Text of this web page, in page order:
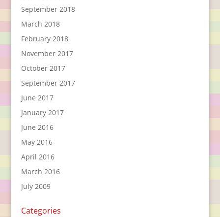
September 2018
March 2018
February 2018
November 2017
October 2017
September 2017
June 2017
January 2017
June 2016
May 2016
April 2016
March 2016
July 2009
Categories